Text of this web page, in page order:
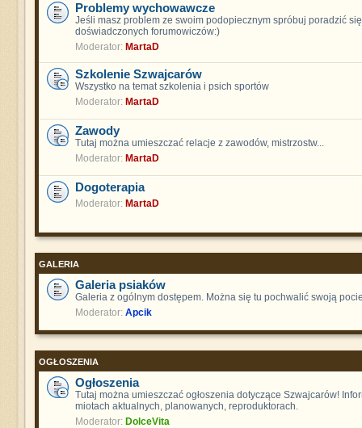
Problemy wychowawcze
Jeśli masz problem ze swoim podopiecznym spróbuj poradzić
doświadczonych forumowiczów:)
Moderator: MartaD
Szkolenie Szwajcarów
Wszystko na temat szkolenia i psich sportów
Moderator: MartaD
Zawody
Tutaj można umieszczać relacje z zawodów, mistrzostw...
Moderator: MartaD
Dogoterapia
Moderator: MartaD
GALERIA
Galeria psiaków
Galeria z ogólnym dostępem. Można się tu pochwalić swoją
Moderator: Apcik
OGŁOSZENIA
Ogłoszenia
Tutaj można umieszczać ogłoszenia dotyczące Szwajcarów!
miotach aktualnych, planowanych, reproduktorach.
Moderator: DolceVita